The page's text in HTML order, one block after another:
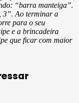
“barra manteiga”.
3”. Ao terminar a
para o seu
e a brincadeira
que ficar com maior